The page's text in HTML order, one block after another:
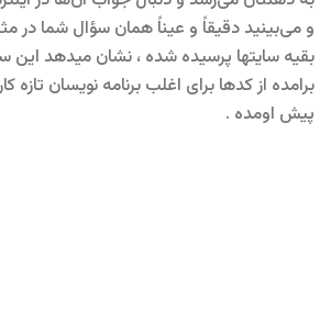
بقیه سایتها پرسیده شده ، نشان میدهد این
برامده از کدها برای اغلب برنامه نویسان تازه
پیش اومده .